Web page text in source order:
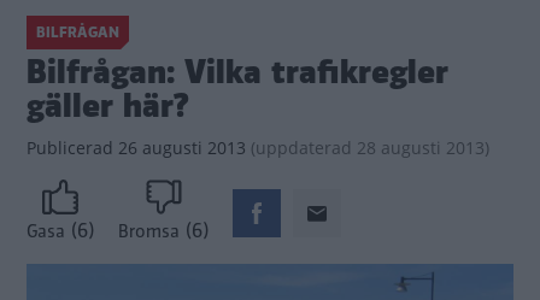
BILFRÅGAN
Bilfrågan: Vilka trafikregler
gäller här?
Publicerad 26 augusti 2013 (uppdaterad 28 augusti 2013)
Gasa (6) Bromsa (6)